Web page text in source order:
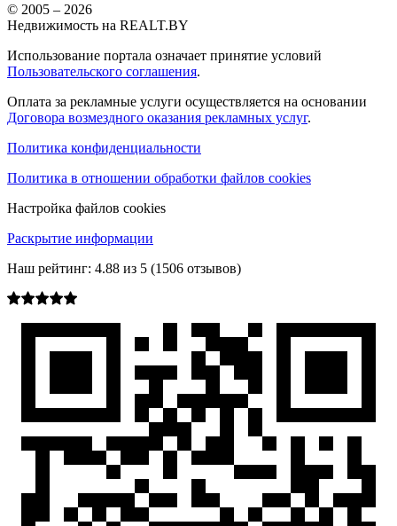
© 2005 – 2026
Недвижимость на REALT.BY
Использование портала означает принятие условий
Пользовательского соглашения.
Оплата за рекламные услуги осуществляется на основании
Договора возмездного оказания рекламных услуг.
Политика конфиденциальности
Политика в отношении обработки файлов cookies
Настройка файлов cookies
Раскрытие информации
Наш рейтинг: 4.88 из 5 (1506 отзывов)